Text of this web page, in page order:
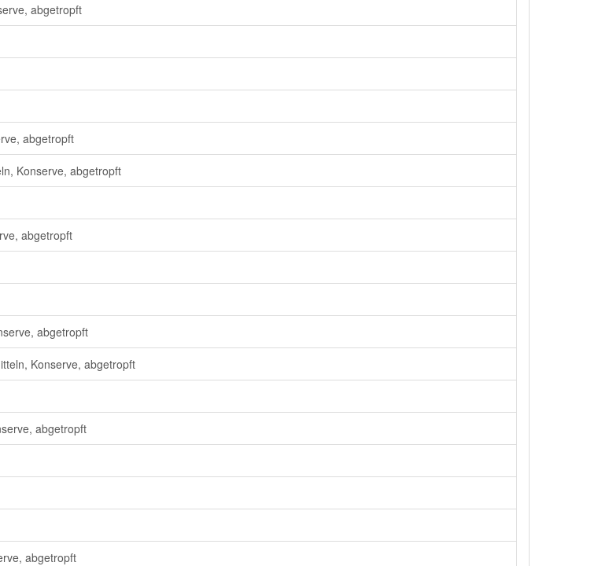
abgetropft
abgetropft
Konserve, abgetropft
abgetropft
abgetropft
Konserve, abgetropft
abgetropft
abgetropft